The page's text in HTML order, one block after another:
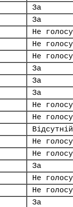
За
За
Не
Не
Не
За
За
За
Не
Не
Відсутній
Не
Не
За
Не
Не
За